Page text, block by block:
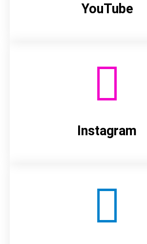
YouTube
Instagram